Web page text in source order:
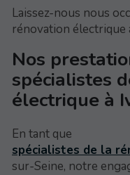
Laissez-nous nous
rénovation électrique
Nos
spécialistes
électrique à
En tant que
spécialistes de la
sur-Seine, notre